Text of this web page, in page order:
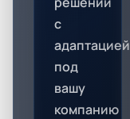
с
адаптацией
под
вашу
компанию